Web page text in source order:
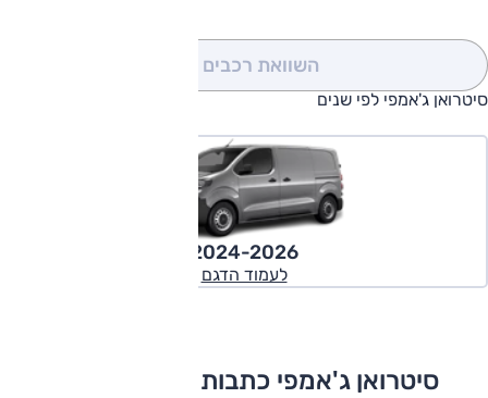
השוואת רכבים
סיטרואן ג'אמפי לפי שנים
2024-2026
לעמוד הדגם
סיטרואן ג'אמפי כתבות ומבחני דרכים